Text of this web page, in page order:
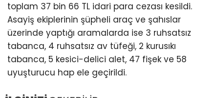
toplam 37 bin 66 TL idari para cezası kesildi.
Asayiş ekiplerinin şüpheli araç ve şahıslar
üzerinde yaptığı aramalarda ise 3 ruhsatsız
tabanca, 4 ruhsatsız av tüfeği, 2 kurusıkı
tabanca, 5 kesici-delici alet, 47 fişek ve 58
uyuşturucu hap ele geçirildi.